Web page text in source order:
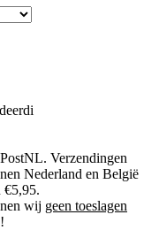
i
Verzendingen
Nederland en België
€5,95.
wij geen toeslagen